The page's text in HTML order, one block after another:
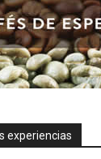
experiencias